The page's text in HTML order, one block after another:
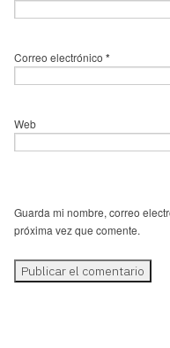
Correo electrónico *
Web
Guarda mi nombre, correo
próxima vez que comente.